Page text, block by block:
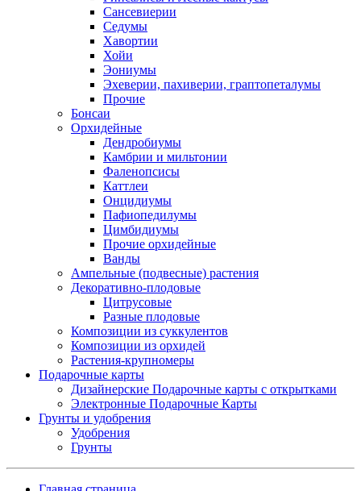
Сансевиерии
Седумы
Хавортии
Хойи
Эониумы
Эхеверии, пахиверии, граптопеталумы
Прочие
Бонсаи
Орхидейные
Дендробиумы
Камбрии и мильтонии
Фаленопсисы
Каттлеи
Онцидиумы
Пафиопедилумы
Цимбидиумы
Прочие орхидейные
Ванды
Ампельные (подвесные) растения
Декоративно-плодовые
Цитрусовые
Разные плодовые
Композиции из суккулентов
Композиции из орхидей
Растения-крупномеры
Подарочные карты
Дизайнерские Подарочные карты с открытками
Электронные Подарочные Карты
Грунты и удобрения
Удобрения
Грунты